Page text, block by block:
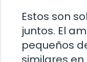
Estos son
juntos. El
pequeños